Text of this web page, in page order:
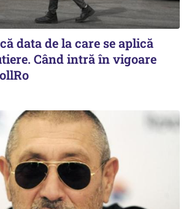
data de la care se aplică
Când intră în vigoare